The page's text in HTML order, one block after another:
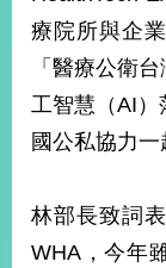
照
導
覽
於
部
療院所與企
「醫療公衛
工智慧（AI）
國公私協力一
林部長致詞
WHA，今年